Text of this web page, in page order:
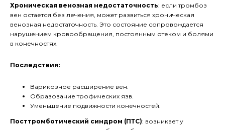
Хроническая венозная недостаточность: если тромбоз
вен остается без лечения, может развиться хроническая
венозная недостаточность. Это состояние сопровождается
нарушением кровообращения, постоянным отеком и болями
в конечностях.
Последствия:
Варикозное расширение вен.
Образование трофических язв.
Уменьшение подвижности конечностей.
Посттромботический синдром (ПТС): возникает у